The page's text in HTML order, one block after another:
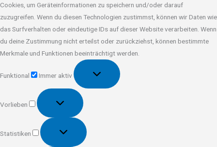
Cookies, um Geräteinformationen zu speichern und/oder darauf
zuzugreifen. Wenn du diesen Technologien zustimmst, können wir Daten wie
das Surfverhalten oder eindeutige IDs auf dieser Website verarbeiten. Wenn
du deine Zustimmung nicht erteilst oder zurückziehst, können bestimmte
Merkmale und Funktionen beeinträchtigt werden.
Funktional
Immer aktiv
Vorlieben
Vorlieben
Statistiken
Statistiken